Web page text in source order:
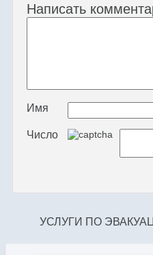
Написать
Имя
Число
УСЛУГИ ПО